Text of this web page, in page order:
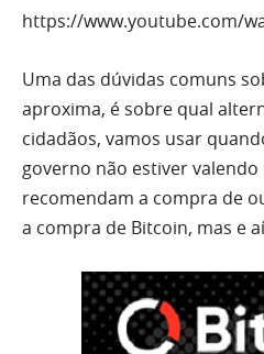
https://www.youtube.com/
Uma das dúvidas comuns
aproxima, é sobre qual
cidadãos, vamos usar
governo não estiver valendo
recomendam a compra de
a compra de Bitcoin, mas e